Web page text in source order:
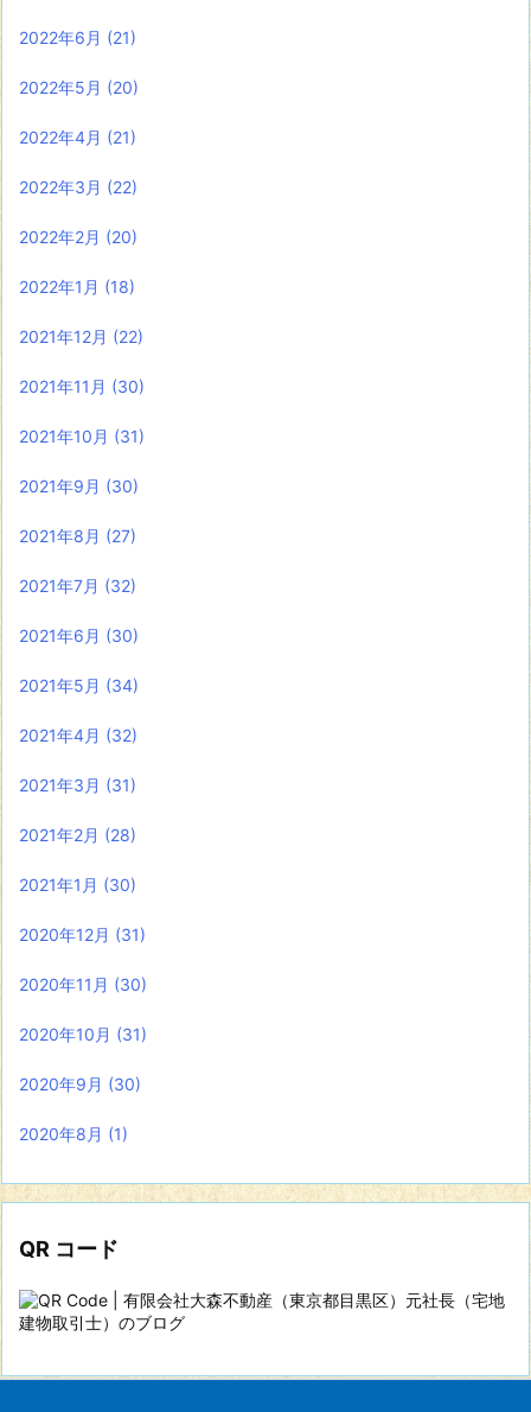
2022年6月 (21)
2022年5月 (20)
2022年4月 (21)
2022年3月 (22)
2022年2月 (20)
2022年1月 (18)
2021年12月 (22)
2021年11月 (30)
2021年10月 (31)
2021年9月 (30)
2021年8月 (27)
2021年7月 (32)
2021年6月 (30)
2021年5月 (34)
2021年4月 (32)
2021年3月 (31)
2021年2月 (28)
2021年1月 (30)
2020年12月 (31)
2020年11月 (30)
2020年10月 (31)
2020年9月 (30)
2020年8月 (1)
QR コード